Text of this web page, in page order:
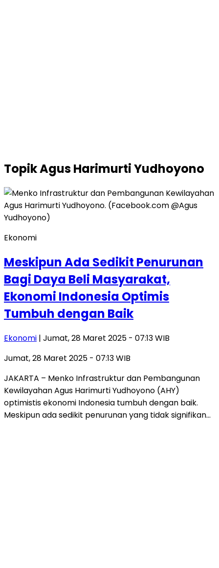
TopikAgus Harimurti Yudhoyono
Ekonomi
Meskipun Ada Sedikit Penurunan
Bagi Daya Beli Masyarakat,
Ekonomi Indonesia Optimis
Tumbuh dengan Baik
Ekonomi | Jumat, 28 Maret 2025 - 07:13 WIB
Jumat, 28 Maret 2025 - 07:13 WIB
JAKARTA – Menko Infrastruktur dan Pembangunan
Kewilayahan Agus Harimurti Yudhoyono (AHY)
optimistis ekonomi Indonesia tumbuh dengan baik.
Meskipun ada sedikit penurunan yang tidak signifikan…